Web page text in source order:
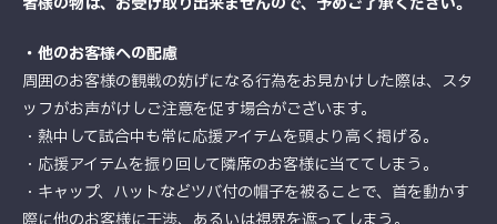
・他のお客様への配慮
周囲のお客様の観戦の妨げになる行為をお見かけした際は、スタ
ッフがお声がけしご注意を促す場合がございます。
・熱中して試合中も常に応援アイテムを頭より高く掲げる。
・応援アイテムを振り回して隣席のお客様に当ててしまう。
・キャップ、ハットなどツバ付の帽子を被ることで、首を動かす